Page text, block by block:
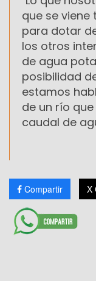
que se
para dotar
los otros
de agua
posibilidad
estamos
de un río
caudal de
Compartir X